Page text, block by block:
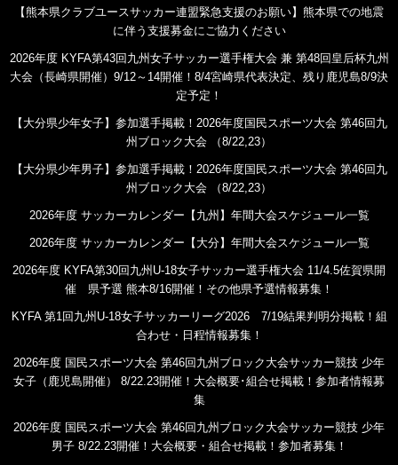
【熊本県クラブユースサッカー連盟緊急支援のお願い】熊本県での地震
に伴う支援募金にご協力ください
2026年度 KYFA第43回九州女子サッカー選手権大会 兼 第48回皇后杯九州
大会（長崎県開催）9/12～14開催！8/4宮崎県代表決定、残り鹿児島8/9決
定予定！
【大分県少年女子】参加選手掲載！2026年度国民スポーツ大会 第46回九
州ブロック大会 （8/22,23）
【大分県少年男子】参加選手掲載！2026年度国民スポーツ大会 第46回九
州ブロック大会 （8/22,23）
2026年度 サッカーカレンダー【九州】年間大会スケジュール一覧
2026年度 サッカーカレンダー【大分】年間大会スケジュール一覧
2026年度 KYFA第30回九州U-18女子サッカー選手権大会 11/4.5佐賀県開
催 県予選 熊本8/16開催！その他県予選情報募集！
KYFA 第1回九州U-18女子サッカーリーグ2026 7/19結果判明分掲載！組
合わせ・日程情報募集！
2026年度 国民スポーツ大会 第46回九州ブロック大会サッカー競技 少年
女子（鹿児島開催） 8/22.23開催！大会概要･組合せ掲載！参加者情報募
集
2026年度 国民スポーツ大会 第46回九州ブロック大会サッカー競技 少年
男子 8/22.23開催！大会概要・組合せ掲載！参加者募集！